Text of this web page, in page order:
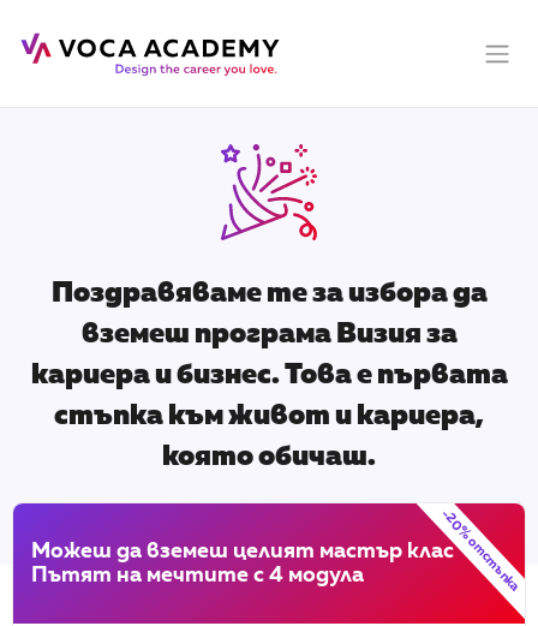
Поздравяваме те за избора да
вземеш програма Визия за
кариера и бизнес. Това е първата
стъпка към живот и кариера,
която обичаш.
Можеш да вземеш целият мастър клас
Пътят на мечтите с 4 модула
-20% отстъпка